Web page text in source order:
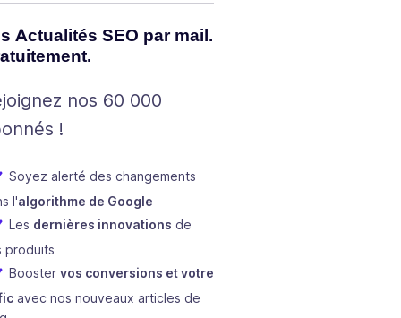
Actualités SEO par mail.
nos 60 000
!
Soyez alerté des changements
l'algorithme de Google
Les dernières innovations de
produits
Booster vos conversions et votre
avec nos nouveaux articles de